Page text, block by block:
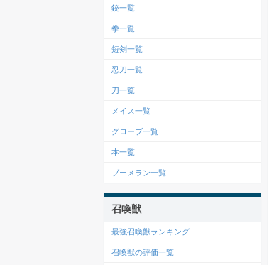
銃一覧
拳一覧
短剣一覧
忍刀一覧
刀一覧
メイス一覧
グローブ一覧
本一覧
ブーメラン一覧
召喚獣
最強召喚獣ランキング
召喚獣の評価一覧